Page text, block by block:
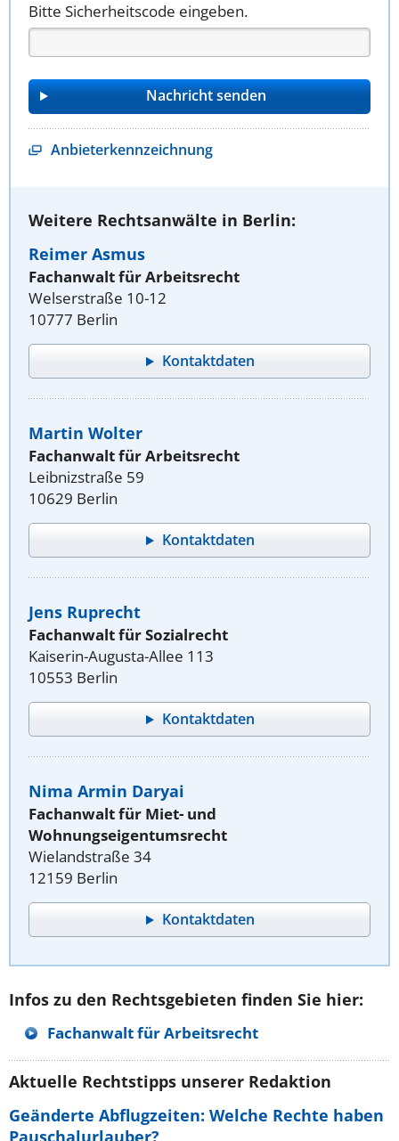
Bitte Sicherheitscode eingeben.
Anbieterkennzeichnung
Weitere Rechtsanwälte in Berlin:
Reimer Asmus
Fachanwalt für Arbeitsrecht
Welserstraße 10-12
10777 Berlin
Kontaktdaten
Martin Wolter
Fachanwalt für Arbeitsrecht
Leibnizstraße 59
10629 Berlin
Kontaktdaten
Jens Ruprecht
Fachanwalt für Sozialrecht
Kaiserin-Augusta-Allee 113
10553 Berlin
Kontaktdaten
Nima Armin Daryai
Fachanwalt für Miet- und
Wohnungseigentumsrecht
Wielandstraße 34
12159 Berlin
Kontaktdaten
Infos zu den Rechtsgebieten finden Sie hier:
Fachanwalt für Arbeitsrecht
Aktuelle Rechtstipps unserer Redaktion
Geänderte Abflugzeiten: Welche Rechte haben
Pauschalurlauber?